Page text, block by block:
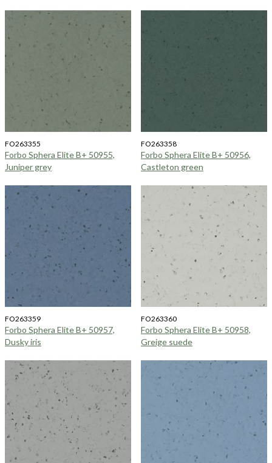
FO263355
Forbo Sphera Elite B+ 50955,
Juniper grey
FO263358
Forbo Sphera Elite B+ 50956,
Castleton green
FO263359
Forbo Sphera Elite B+ 50957,
Dusky iris
FO263360
Forbo Sphera Elite B+ 50958,
Greige suede